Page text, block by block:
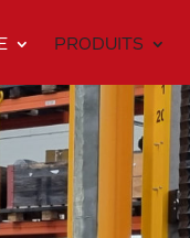
PRODUITS